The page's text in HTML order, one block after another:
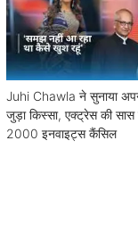
Juhi Chawla ने सुनाया
जुड़ा किस्सा, एक्ट्रेस की
2000 इनवाइट्स कैंसिल